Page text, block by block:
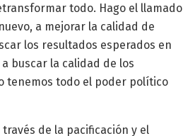
todo. Hago el llamado
a mejorar la calidad de
los resultados esperados en
buscar la calidad de los
tenemos todo el poder político
de la pacificación y el